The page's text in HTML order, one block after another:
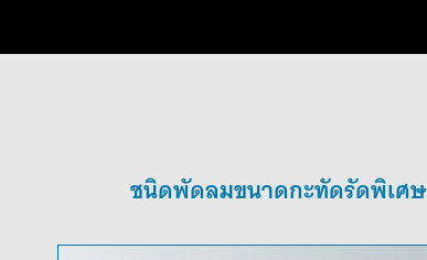
ชนิดพัดลมขนาดกะทัดรัดพิเศษ